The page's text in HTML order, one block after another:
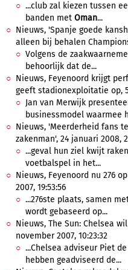
...club zal kiezen tussen
banden met Oman...
Nieuws, 'Spanje goede
alleen bij behalen
Volgens de
behoorlijk dat de...
Nieuws, Feyenoord krijgt perf
geeft stadionexploitatie op, 5
Jan van Merwijk
businessmodel waarmee
Nieuws, 'Meerderheid fans
zakenman', 24 januari 2008,
...geval hun ziel kwijt
voetbalspel in het...
Nieuws, Feyenoord nu 276
2007, 19:53:56
...276ste plaats, samen
wordt gebaseerd op...
Nieuws, The Sun: Chelsea
november 2007, 10:23:32
...Chelsea adviseur Piet
hebben geadviseerd de...